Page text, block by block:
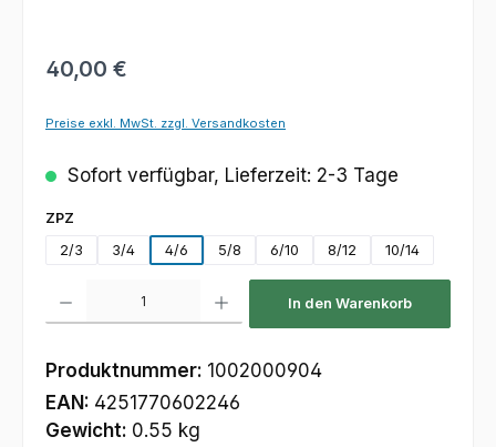
Regulärer Preis:
40,00 €
Preise exkl. MwSt. zzgl. Versandkosten
Sofort verfügbar, Lieferzeit: 2-3 Tage
ZPZ
2/3
3/4 4/6 5/8 6/10 8/12 10/14
In den Warenkorb
Produktnummer: 1002000904
EAN: 4251770602246
Gewicht: 0.55 kg